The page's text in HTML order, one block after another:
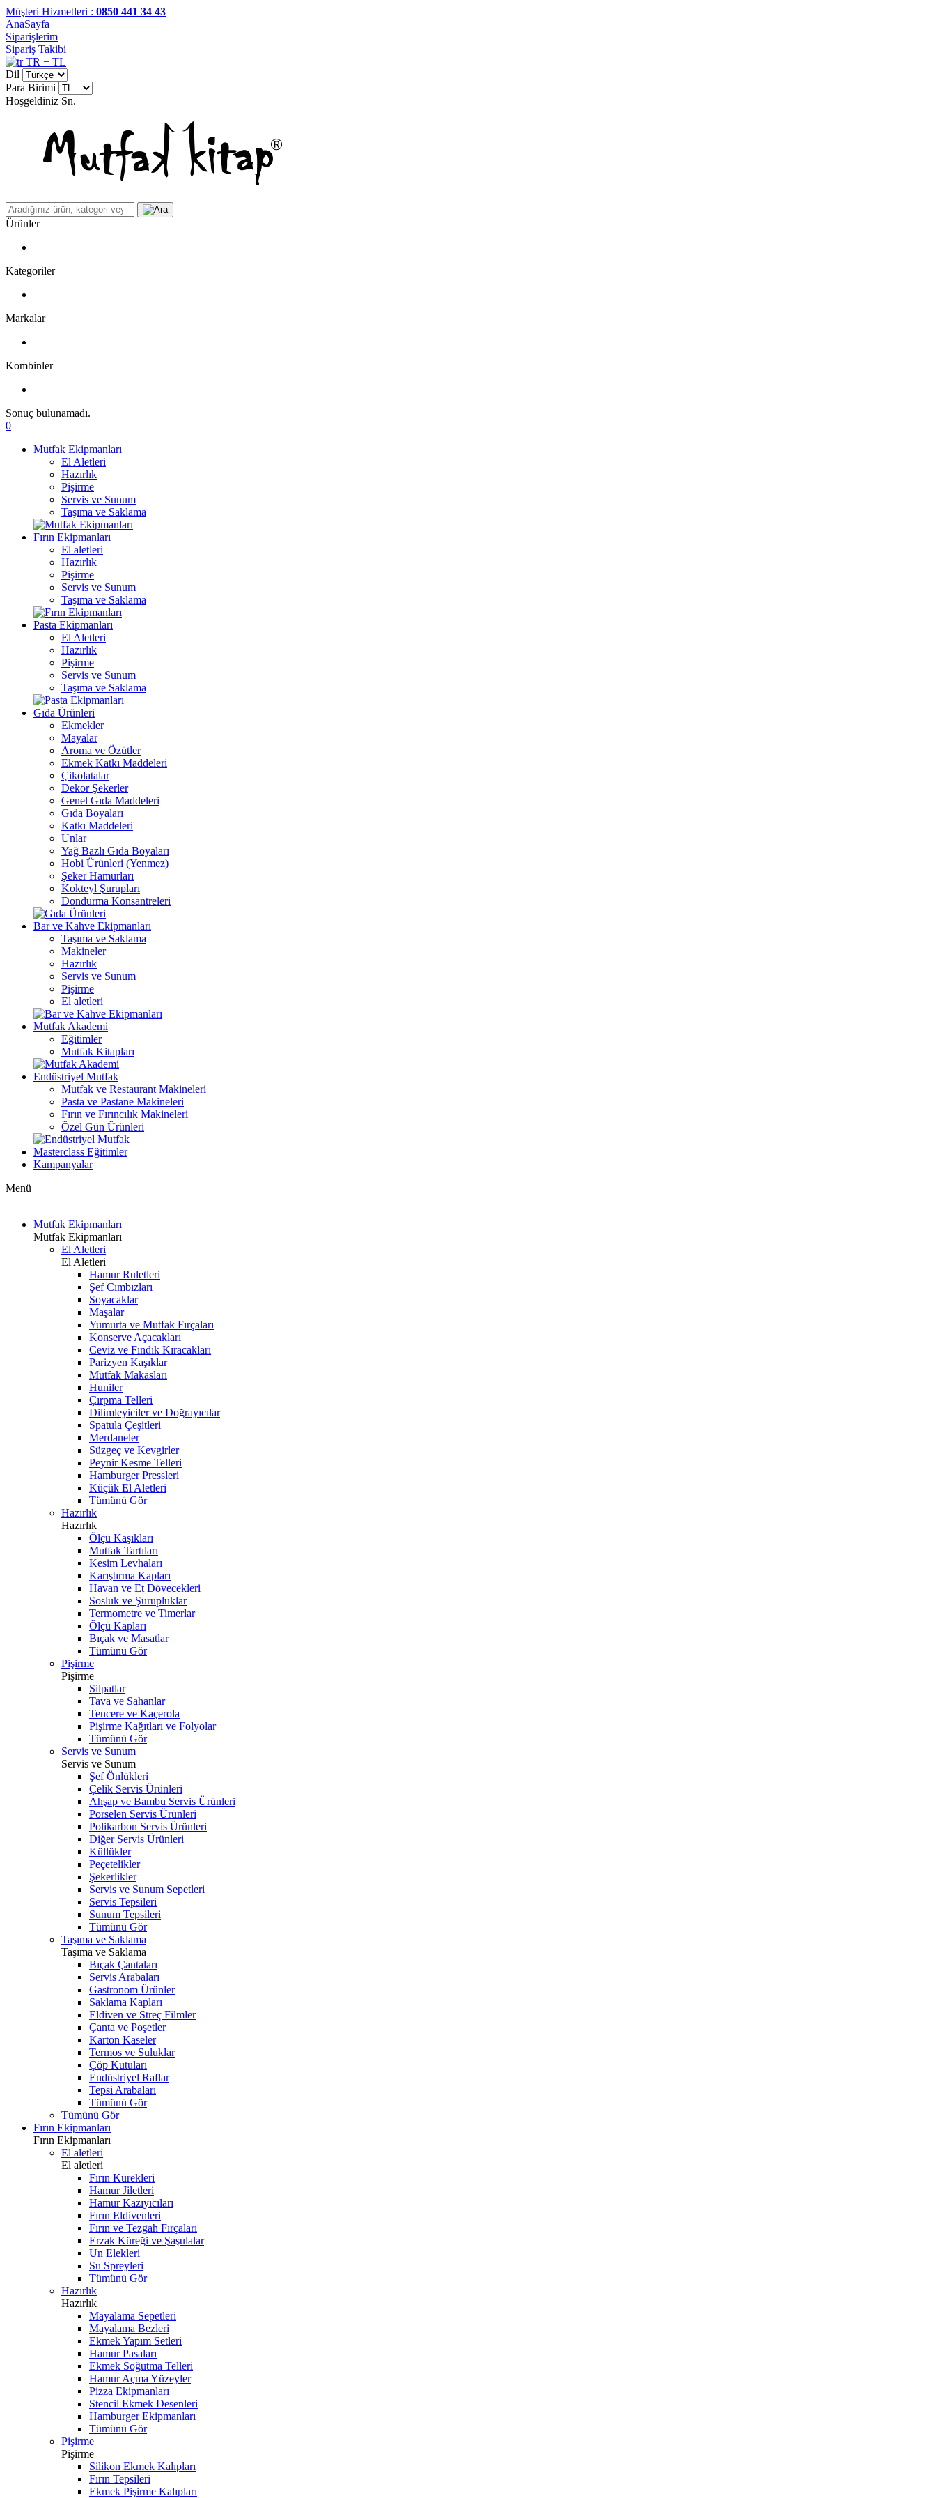
Müşteri Hizmetleri : 0850 441 34 43
AnaSayfa
Siparişlerim
Sipariş Takibi
TR − TL
Dil
Para Birimi
Hoşgeldiniz Sn.
Ürünler
Kategoriler
Markalar
Kombinler
Sonuç bulunamadı.
0
Mutfak Ekipmanları
El Aletleri
Hazırlık
Pişirme
Servis ve Sunum
Taşıma ve Saklama
Fırın Ekipmanları
El aletleri
Hazırlık
Pişirme
Servis ve Sunum
Taşıma ve Saklama
Pasta Ekipmanları
El Aletleri
Hazırlık
Pişirme
Servis ve Sunum
Taşıma ve Saklama
Gıda Ürünleri
Ekmekler
Mayalar
Aroma ve Özütler
Ekmek Katkı Maddeleri
Çikolatalar
Dekor Şekerler
Genel Gıda Maddeleri
Gıda Boyaları
Katkı Maddeleri
Unlar
Yağ Bazlı Gıda Boyaları
Hobi Ürünleri (Yenmez)
Şeker Hamurları
Kokteyl Şurupları
Dondurma Konsantreleri
Bar ve Kahve Ekipmanları
Taşıma ve Saklama
Makineler
Hazırlık
Servis ve Sunum
Pişirme
El aletleri
Mutfak Akademi
Eğitimler
Mutfak Kitapları
Endüstriyel Mutfak
Mutfak ve Restaurant Makineleri
Pasta ve Pastane Makineleri
Fırın ve Fırıncılık Makineleri
Özel Gün Ürünleri
Masterclass Eğitimler
Kampanyalar
Menü
Mutfak Ekipmanları
Mutfak Ekipmanları
El Aletleri
El Aletleri
Hamur Ruletleri
Şef Cımbızları
Soyacaklar
Maşalar
Yumurta ve Mutfak Fırçaları
Konserve Açacakları
Ceviz ve Fındık Kıracakları
Parizyen Kaşıklar
Mutfak Makasları
Huniler
Çırpma Telleri
Dilimleyiciler ve Doğrayıcılar
Spatula Çeşitleri
Merdaneler
Süzgeç ve Kevgirler
Peynir Kesme Telleri
Hamburger Pressleri
Küçük El Aletleri
Tümünü Gör
Hazırlık
Hazırlık
Ölçü Kaşıkları
Mutfak Tartıları
Kesim Levhaları
Karıştırma Kapları
Havan ve Et Dövecekleri
Sosluk ve Şurupluklar
Termometre ve Timerlar
Ölçü Kapları
Bıçak ve Masatlar
Tümünü Gör
Pişirme
Pişirme
Silpatlar
Tava ve Sahanlar
Tencere ve Kaçerola
Pişirme Kağıtları ve Folyolar
Tümünü Gör
Servis ve Sunum
Servis ve Sunum
Şef Önlükleri
Çelik Servis Ürünleri
Ahşap ve Bambu Servis Ürünleri
Porselen Servis Ürünleri
Polikarbon Servis Ürünleri
Diğer Servis Ürünleri
Küllükler
Peçetelikler
Şekerlikler
Servis ve Sunum Sepetleri
Servis Tepsileri
Sunum Tepsileri
Tümünü Gör
Taşıma ve Saklama
Taşıma ve Saklama
Bıçak Çantaları
Servis Arabaları
Gastronom Ürünler
Saklama Kapları
Eldiven ve Streç Filmler
Çanta ve Poşetler
Karton Kaseler
Termos ve Suluklar
Çöp Kutuları
Endüstriyel Raflar
Tepsi Arabaları
Tümünü Gör
Tümünü Gör
Fırın Ekipmanları
Fırın Ekipmanları
El aletleri
El aletleri
Fırın Kürekleri
Hamur Jiletleri
Hamur Kazıyıcıları
Fırın Eldivenleri
Fırın ve Tezgah Fırçaları
Erzak Küreği ve Şaşulalar
Un Elekleri
Su Spreyleri
Tümünü Gör
Hazırlık
Hazırlık
Mayalama Sepetleri
Mayalama Bezleri
Ekmek Yapım Setleri
Hamur Pasaları
Ekmek Soğutma Telleri
Hamur Açma Yüzeyler
Pizza Ekipmanları
Stencil Ekmek Desenleri
Hamburger Ekipmanları
Tümünü Gör
Pişirme
Pişirme
Silikon Ekmek Kalıpları
Fırın Tepsileri
Ekmek Pişirme Kalıpları